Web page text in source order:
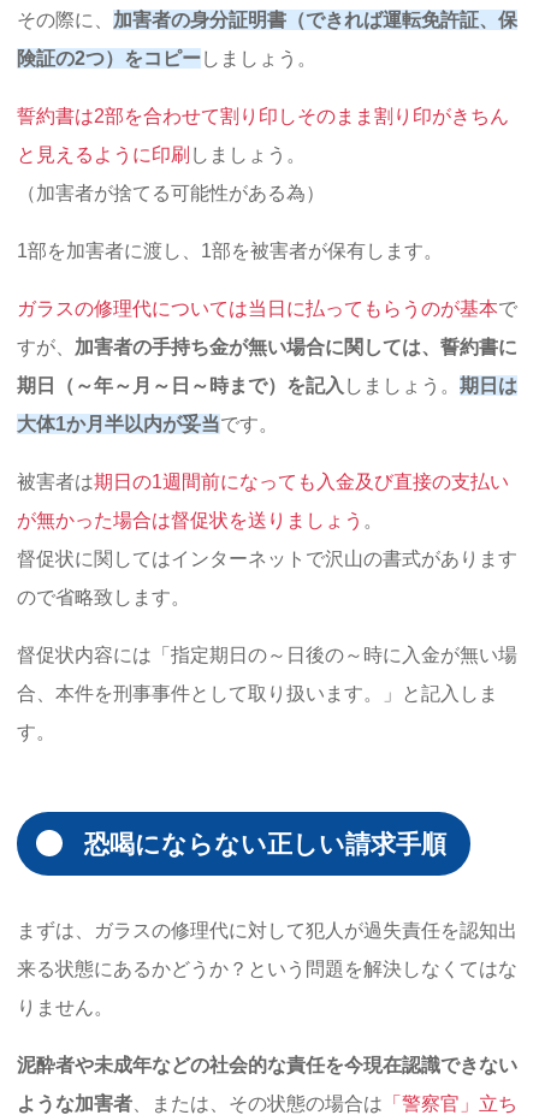
その際に、 加害者の身分証明書（できれば運転免許証、保
険証の2つ）をコピーしましょう。
誓約書は2部を合わせて割り印しそのまま割り印がきちん
と見えるように印刷 しましょう。
（加害者が捨てる可能性がある為）
1部を加害者に渡し、1部を被害者が保有します。
ガラスの修理代については当日に払ってもらうのが基本で
すが、 加害者の手持ち金が無い場合に関しては、誓約書に
期日（～年～月～日～時まで）を記入 しましょう。 期日は
大体1か月半以内が妥当です。
被害者は期日の1週間前になっても入金及び直接の支払い
が無かった場合は督促状を送りましょう 。
督促状に関してはインターネットで沢山の書式があります
ので省略致します。
督促状内容には「指定期日の～日後の～時に入金が無い場
合、本件を刑事事件として取り扱います。」と記入しま
す。
恐喝にならない正しい請求手順
まずは、ガラスの修理代に対して犯人が過失責任を認知出
来る状態にあるかどうか？という問題を解決しなくてはな
りません。
泥酔者や未成年などの社会的な責任を今現在認識できない
ような加害者、または、その状態の場合は 「警察官」立ち